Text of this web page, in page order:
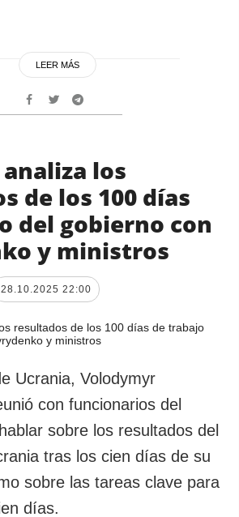
LEER MÁS
los
de los 100 días
del gobierno con
y ministros
28.10.2025 22:00
Ucrania, Volodymyr
con funcionarios del
sobre los resultados del
tras los cien días de su
sobre las tareas clave para
días.